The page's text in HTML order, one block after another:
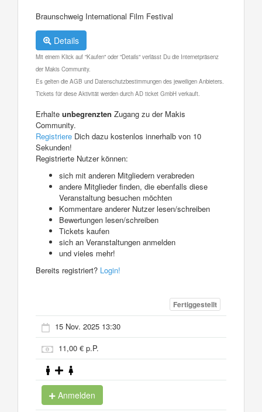
Braunschweig International Film Festival
Details
Mit einem Klick auf "Kaufen" oder "Details" verlässt Du die Internetpräsenz
der Makis Community.
Es gelten die AGB und Datenschutzbestimmungen des jeweiligen Anbieters.
Tickets für diese Aktivität werden durch AD ticket GmbH verkauft.
Erhalte unbegrenzten Zugang zu der Makis
Community.
Registriere Dich dazu kostenlos innerhalb von 10
Sekunden!
Registrierte Nutzer können:
sich mit anderen Mitgliedern verabreden
andere Mitglieder finden, die ebenfalls diese
Veranstaltung besuchen möchten
Kommentare anderer Nutzer lesen/schreiben
Bewertungen lesen/schreiben
Tickets kaufen
sich an Veranstaltungen anmelden
und vieles mehr!
Bereits registriert? Login!
Fertiggestellt
15 Nov. 2025 13:30
11,00 € p.P.
Anmelden